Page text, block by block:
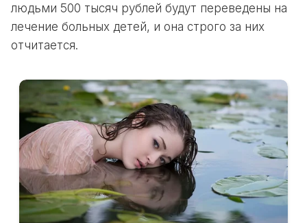
людьми 500 тысяч рублей будут переведены на
лечение больных детей, и она строго за них
отчитается.